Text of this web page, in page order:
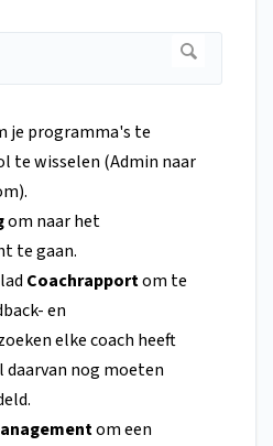
je programma's te
te wisselen (Admin naar
om naar het
te gaan.
Coachrapportom te
en
elke coach heeft
daarvan nog moeten
om een